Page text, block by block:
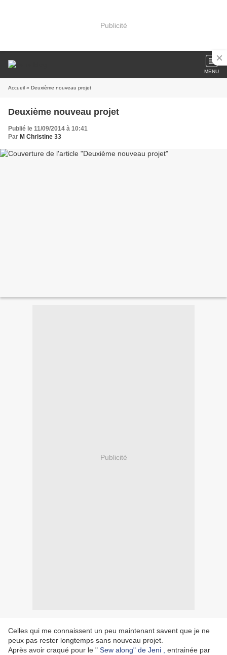
Publicité
MENU
Accueil » Deuxième nouveau projet
Deuxième nouveau projet
Publié le 11/09/2014 à 10:41
Par M Christine 33
Publicité
Celles qui me connaissent un peu maintenant savent que je ne
peux pas rester longtemps sans nouveau projet.
Après avoir craqué pour le " Sew along" de Jeni , entrainée par